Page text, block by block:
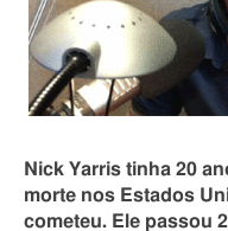
Nick Yarris tinha 20
morte nos Estados
cometeu. Ele passou